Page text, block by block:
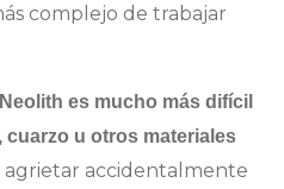
complejo de trabajar
es mucho más difícil
u otros materiales
agrietar accidentalmente